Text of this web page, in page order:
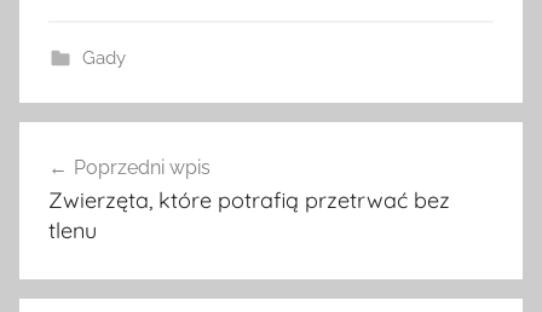
Gady
wpisu
Poprzedni wpis
Zwierzęta, które potrafią przetrwać bez
tlenu